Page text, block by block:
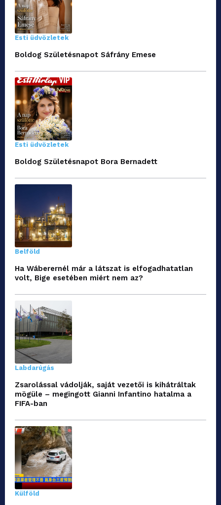
Esti üdvözletek
Boldog Születésnapot Sáfrány Emese
Esti üdvözletek
Boldog Születésnapot Bora Bernadett
Belföld
Ha Wáberernél már a látszat is elfogadhatatlan
volt, Bige esetében miért nem az?
Labdarúgás
Zsarolással vádolják, saját vezetői is kihátráltak
mögüle – megingott Gianni Infantino hatalma a
FIFA-ban
Külföld